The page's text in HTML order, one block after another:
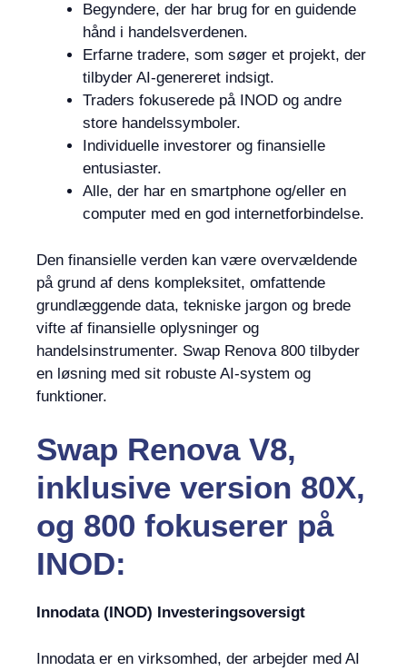
Begyndere, der har brug for en guidende
hånd i handelsverdenen.
Erfarne tradere, som søger et projekt, der
tilbyder AI-genereret indsigt.
Traders fokuserede på INOD og andre
store handelssymboler.
Individuelle investorer og finansielle
entusiaster.
Alle, der har en smartphone og/eller en
computer med en god internetforbindelse.
Den finansielle verden kan være overvældende
på grund af dens kompleksitet, omfattende
grundlæggende data, tekniske jargon og brede
vifte af finansielle oplysninger og
handelsinstrumenter. Swap Renova 800 tilbyder
en løsning med sit robuste AI-system og
funktioner.
Swap Renova V8,
inklusive version 80X,
og 800 fokuserer på
INOD:
Innodata (INOD) Investeringsoversigt
Innodata er en virksomhed, der arbejder med AI